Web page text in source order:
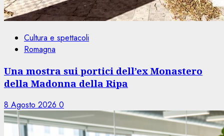
Cultura e spettacoli
Romagna
Una mostra sui portici dell’ex Monastero
della Madonna della Ripa
8 Agosto 2026 0